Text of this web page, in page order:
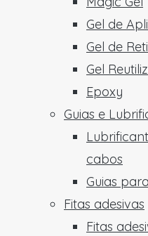
Gel de
Gel de
Gel
Epoxy
Guias e
cabos
Guias
Fitas adesivas
Fitas